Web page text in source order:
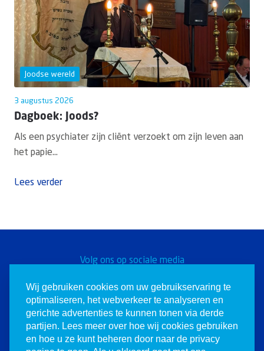
Joodse wereld
3 augustus 2026
Dagboek: Joods?
Als een psychiater zijn cliënt verzoekt om zijn leven aan
het papie...
Lees verder
Volg ons op sociale media
Word een Christen voor
Israël
Wij gebruiken cookies om uw gebruikservaring te
optimaliseren, het webverkeer te analyseren en
gerichte advertenties te kunnen tonen via derde
partijen. Lees meer over hoe wij cookies gebruiken
en hoe u ze kunt beheren door naar de privacy